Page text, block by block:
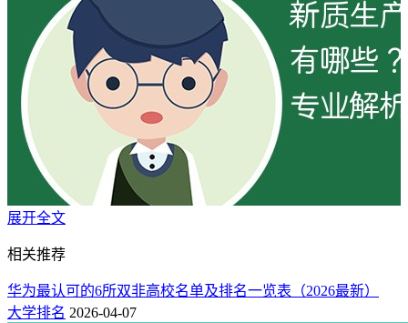
在此背景下，
电气工程及其自动化、软件工程、电子信息工程五大工科专
业，成为企业争抢的核心，也是2026年志愿填报中性价比高、
展开全文
相关推荐
华为最认可的6所双非高校名单及排名一览表（2026最新）
大学排名 2026-04-07